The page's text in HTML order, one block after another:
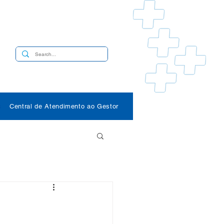
Central de Atendimento ao Gestor